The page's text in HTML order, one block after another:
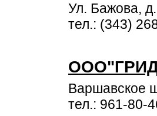
Ул. Бажова,
тел.: (343)
Варшавское
тел.: 961-80-